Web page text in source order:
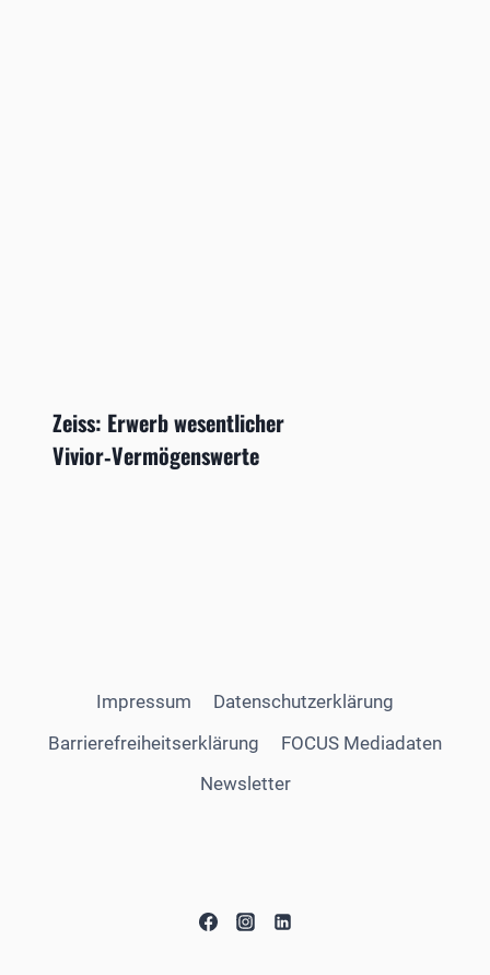
Zeiss: Erwerb wesentlicher
Vivior‑Vermögenswerte
Impressum
Datenschutzerklärung
Barrierefreiheitserklärung
FOCUS Mediadaten
Newsletter